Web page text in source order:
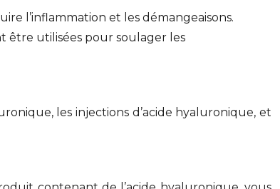
l’inflammation et les démangeaisons.
être utilisées pour soulager les
les injections d’acide hyaluronique, et